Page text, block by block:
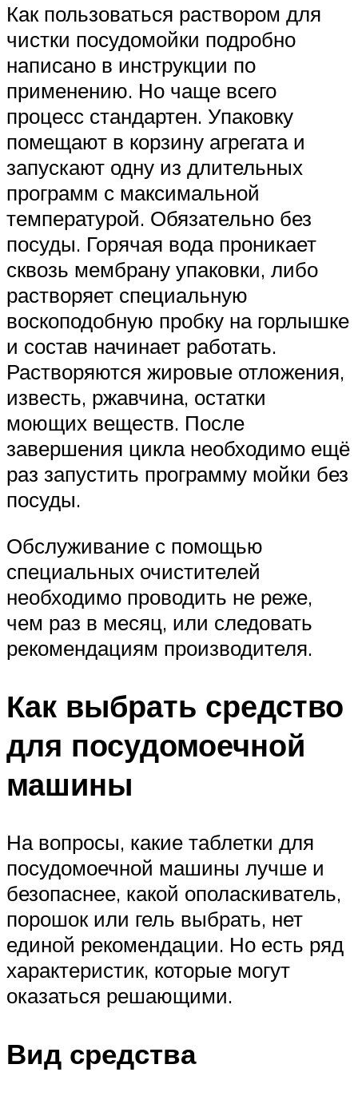
Как пользоваться раствором для
чистки посудомойки подробно
написано в инструкции по
применению. Но чаще всего
процесс стандартен. Упаковку
помещают в корзину агрегата и
запускают одну из длительных
программ с максимальной
температурой. Обязательно без
посуды. Горячая вода проникает
сквозь мембрану упаковки, либо
растворяет специальную
воскоподобную пробку на горлышке
и состав начинает работать.
Растворяются жировые отложения,
известь, ржавчина, остатки
моющих веществ. После
завершения цикла необходимо ещё
раз запустить программу мойки без
посуды.
Обслуживание с помощью
специальных очистителей
необходимо проводить не реже,
чем раз в месяц, или следовать
рекомендациям производителя.
Как выбрать средство
для посудомоечной
машины
На вопросы, какие таблетки для
посудомоечной машины лучше и
безопаснее, какой ополаскиватель,
порошок или гель выбрать, нет
единой рекомендации. Но есть ряд
характеристик, которые могут
оказаться решающими.
Вид средства